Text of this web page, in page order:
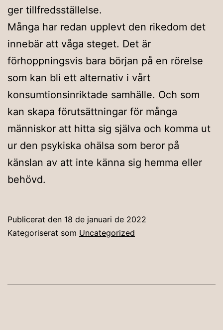
ger tillfredsställelse.
Många har redan upplevt den rikedom det
innebär att våga steget. Det är
förhoppningsvis bara början på en rörelse
som kan bli ett alternativ i vårt
konsumtionsinriktade samhälle. Och som
kan skapa förutsättningar för många
människor att hitta sig själva och komma ut
ur den psykiska ohälsa som beror på
känslan av att inte känna sig hemma eller
behövd.
Publicerat den 18 de januari de 2022
Kategoriserat som Uncategorized